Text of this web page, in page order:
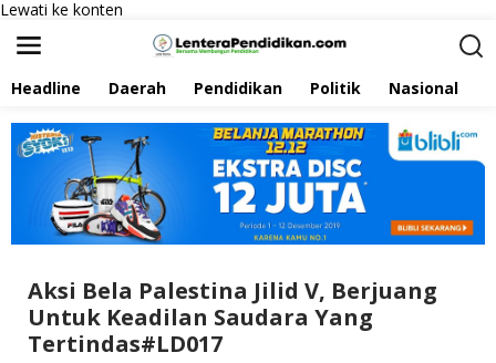
Lewati ke konten
Headline Daerah Pendidikan Politik Nasional
Aksi Bela Palestina Jilid V, Berjuang
Untuk Keadilan Saudara Yang
Tertindas#LD017